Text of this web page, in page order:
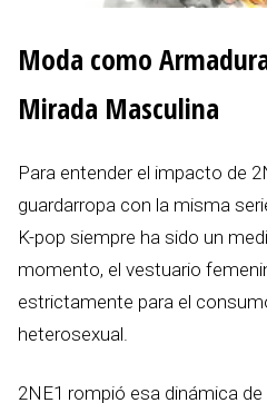
Moda como
Mirada Masculina
Para entender el impacto de
guardarropa con la misma
K-pop siempre ha sido un
momento, el vestuario
estrictamente para el
heterosexual.
2NE1 rompió esa dinámica